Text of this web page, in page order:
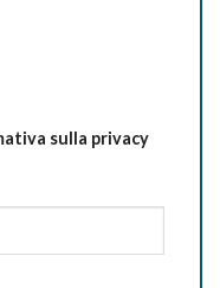
sulla privacy